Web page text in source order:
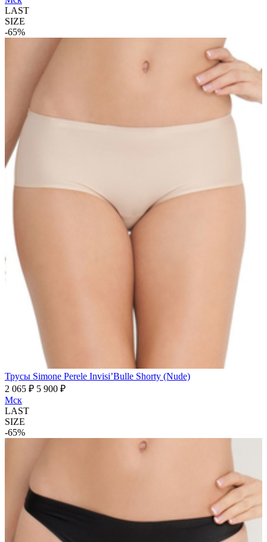
LAST
SIZE
-65%
Трусы Simone Perele Invisi’Bulle Shorty (Nude)
2 065 ₽ 5 900 ₽
Мск
LAST
SIZE
-65%